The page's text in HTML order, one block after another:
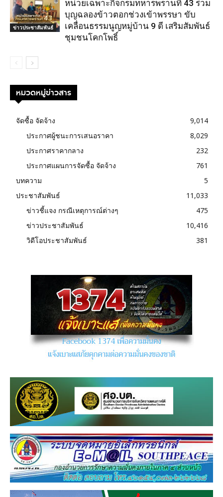
ข่าวประชาสัมพันธ์
หน่วยเฉพาะกิจกรมทหารพรานที่ 43 ร่วม
บุญฉลองข้าวตอกช่วงเข้าพรรษา ขับ
เคลื่อนธรรมนูญหมู่บ้าน 9 ดี เสริมสัมพันธ์
ชุมชนโคกโพธิ์
หมวดหมู่ข่าวสาร
จัดซื้อ จัดจ้าง
9,014
ประกาศผู้ชนะการเสนอราคา
8,029
ประกาศราคากลาง
232
ประกาศแผนการจัดซื้อ จัดจ้าง
761
บทความ
5
ประชาสัมพันธ์
11,033
ข่าวชี้แจง กรณีเหตุการณ์ต่างๆ
475
ข่าวประชาสัมพันธ์
10,416
วิดีโอประชาสัมพันธ์
381